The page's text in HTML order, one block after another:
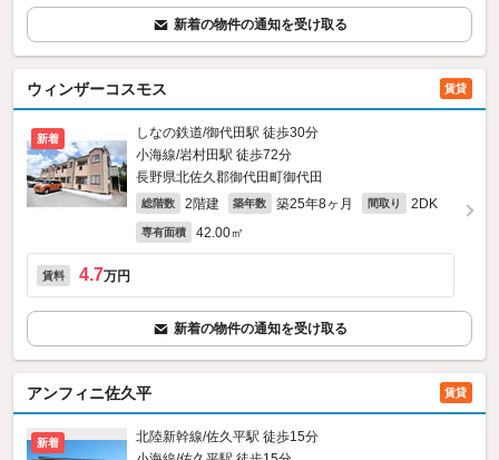
新着の物件の通知を受け取る
ウィンザーコスモス 賃貸
新着
しなの鉄道/御代田駅 徒歩30分
小海線/岩村田駅 徒歩72分
長野県北佐久郡御代田町御代田
総階数 2階建 築年数 築25年8ヶ月 間取り 2DK
専有面積 42.00㎡
賃料 4.7万円
新着の物件の通知を受け取る
アンフィニ佐久平 賃貸
新着
北陸新幹線/佐久平駅 徒歩15分